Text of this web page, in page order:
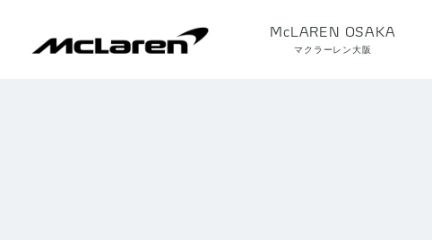
McLAREN OSAKA
マクラーレン大阪